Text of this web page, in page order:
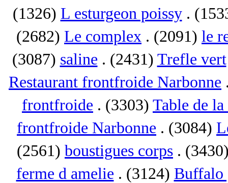
(1326) L esturgeon poissy.
(2682) Le complex . (2091) le
(3087) saline . (2431) Trefle vert
Restaurant frontfroide Narbonne
frontfroide . (3303) Table de
frontfroide Narbonne . (3084)
(2561) boustigues corps .
ferme d amelie . (3124) Buffalo